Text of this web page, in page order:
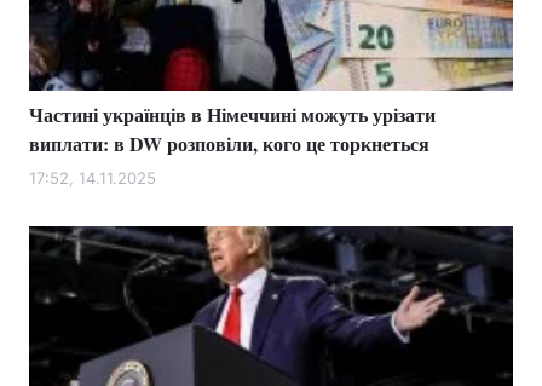
Частині українців в Німеччині можуть урізати
виплати: в DW розповіли, кого це торкнеться
17:52, 14.11.2025